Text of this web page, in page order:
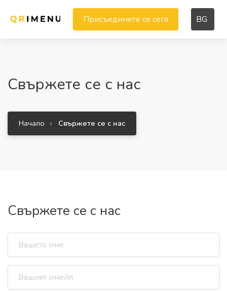
Присъединете се сега BG
Свържете се с нас
Начало Свържете се с нас
Свържете се с нас